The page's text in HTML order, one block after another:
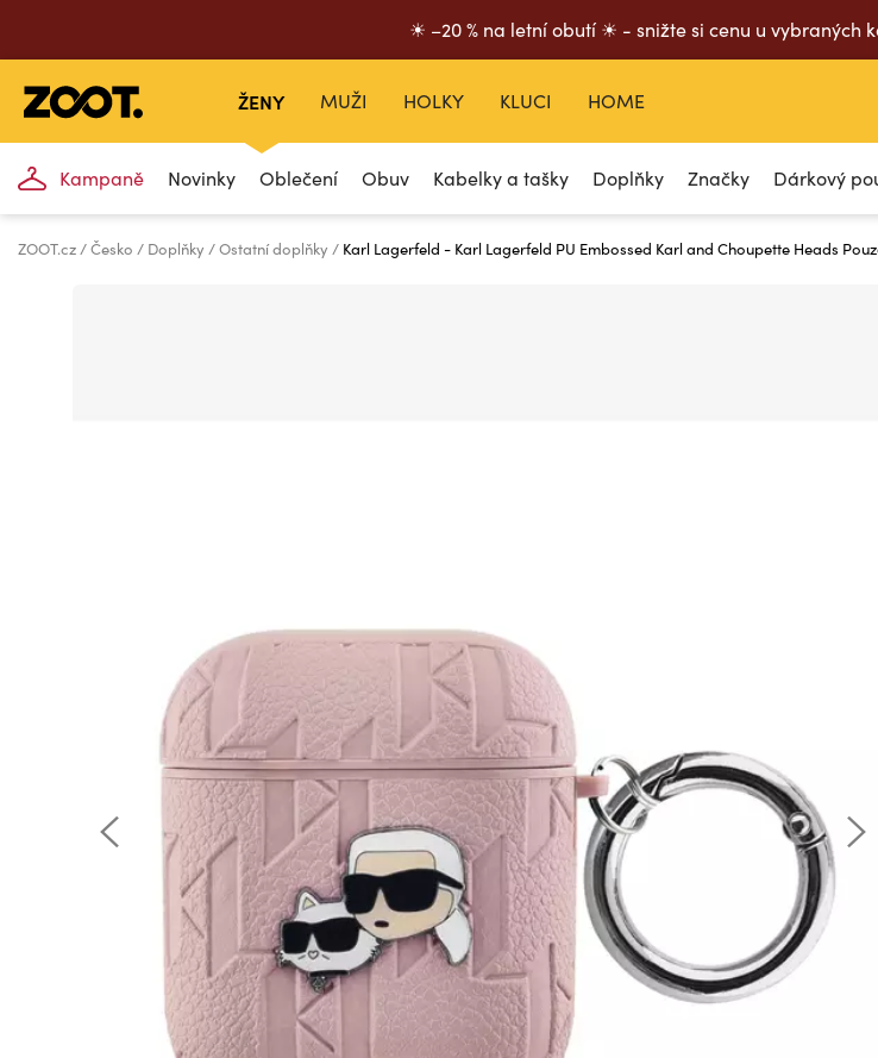
☀ –20 % na letní obutí ☀ - snižte si cenu u vybraných
ŽENY
Kampaně Novinky Oblečení Obuv Kabelky a tašky Doplňky Značky Dárkový
MUŽI HOLKY KLUCI HOME
ZOOT.cz Česko Doplňky Ostatní doplňky Karl Lagerfeld - Karl Lagerfeld PU Embossed Karl and Choupette Heads